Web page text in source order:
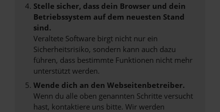
Stelle sicher, dass dein Browser und dein
Betriebssystem auf dem neuesten Stand
sind.
Veraltete Software birgt nicht nur ein
Sicherheitsrisiko, sondern kann auch dazu
führen, dass bestimmte Funktionen nicht mehr
unterstützt werden.
Wende dich an den Webseitenbetreiber.
Wenn du alle oben genannten Schritte versucht
hast, kontaktiere uns bitte. Wir werden